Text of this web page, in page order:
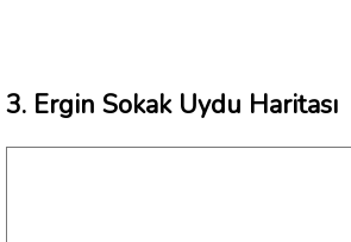
3. Ergin Sokak Uydu Haritası